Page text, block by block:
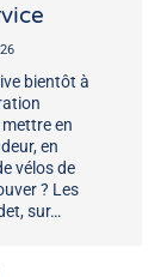
bientôt à
en
en
vélos de
? Les
sur…